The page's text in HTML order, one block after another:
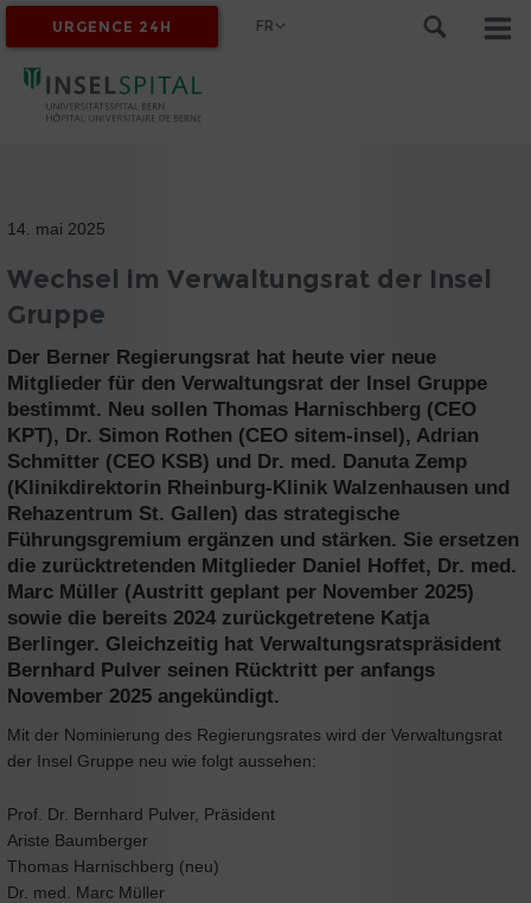
MYINSEL
URGENCE 24H FR
14. mai 2025
Wechsel im Verwaltungsrat der Insel
Gruppe
Der Berner Regierungsrat hat heute vier neue
Mitglieder für den Verwaltungsrat der Insel Gruppe
bestimmt. Neu sollen Thomas Harnischberg (CEO
KPT), Dr. Simon Rothen (CEO sitem-insel), Adrian
Schmitter (CEO KSB) und Dr. med. Danuta Zemp
(Klinikdirektorin Rheinburg-Klinik Walzenhausen und
Rehazentrum St. Gallen) das strategische
Führungsgremium ergänzen und stärken. Sie ersetzen
die zurücktretenden Mitglieder Daniel Hoffet, Dr. med.
Marc Müller (Austritt geplant per November 2025)
sowie die bereits 2024 zurückgetretene Katja
Berlinger. Gleichzeitig hat Verwaltungsratspräsident
Bernhard Pulver seinen Rücktritt per anfangs
November 2025 angekündigt.
Mit der Nominierung des Regierungsrates wird der Verwaltungsrat
der Insel Gruppe neu wie folgt aussehen:
Prof. Dr. Bernhard Pulver, Präsident
Ariste Baumberger
Thomas Harnischberg (neu)
Dr. med. Marc Müller